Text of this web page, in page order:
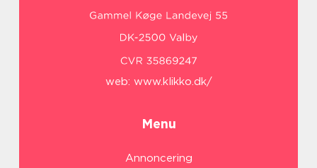
web: www.klikko.dk/
Menu
Annoncering